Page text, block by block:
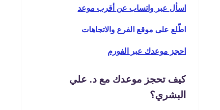
اسأل عبر واتساب عن أقرب موعد
اطّلع على موقع الفرع والاتجاهات
احجز موعدك عبر الفورم
كيف تحجز موعدك مع د. علي
البشري؟